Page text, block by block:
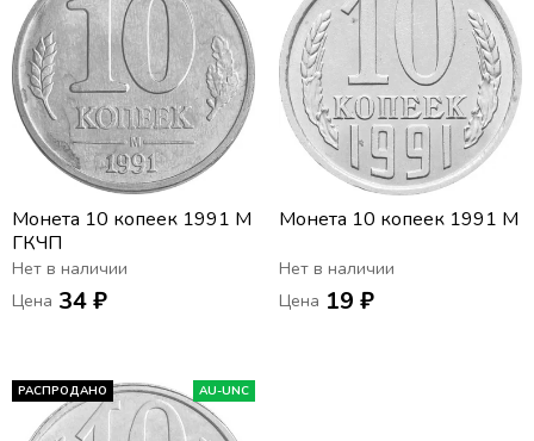
Монета 10 копеек 1991 М
ГКЧП
Нет в наличии
Цена 34 ₽
Монета 10 копеек 1991 М
Нет в наличии
Цена 19 ₽
РАСПРОДАНО AU-UNC